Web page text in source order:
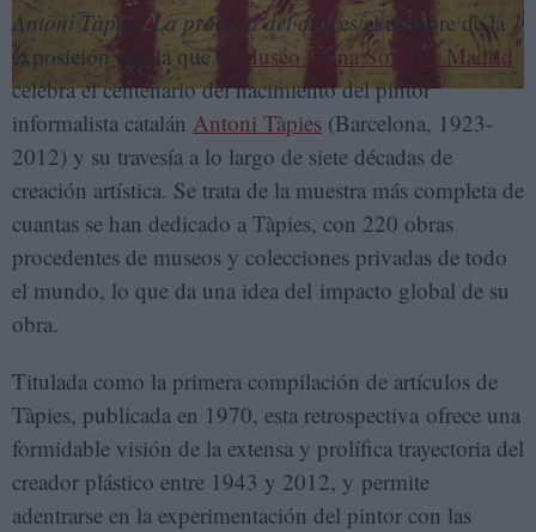
Antoni Tàpies. La práctica del artees el nombre de la
exposición con la que el Museo Reina Sofía de Madrid
celebra el centenario del nacimiento del pintor
informalista catalán Antoni Tàpies (Barcelona, 1923-
2012) y su travesía a lo largo de siete décadas de
creación artística. Se trata de la muestra más completa de
cuantas se han dedicado a Tàpies, con 220 obras
procedentes de museos y colecciones privadas de todo
el mundo, lo que da una idea del impacto global de su
obra.
Titulada como la primera compilación de artículos de
Tàpies, publicada en 1970, esta retrospectiva ofrece una
formidable visión de la extensa y prolífica trayectoria del
creador plástico entre 1943 y 2012, y permite
adentrarse en la experimentación del pintor con las